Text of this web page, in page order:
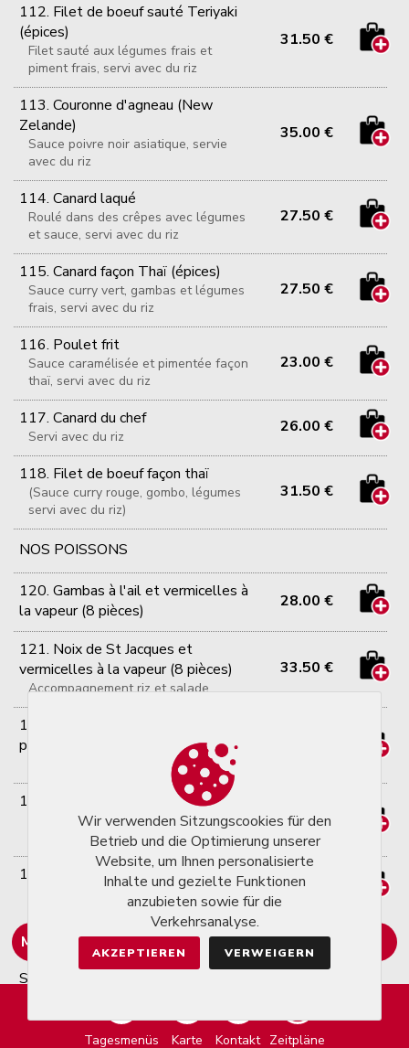
Tagesmenüs Karte Kontakt Zeitpläne
112. Filet de boeuf sauté Teriyaki
(épices)
Filet sauté aux légumes frais et
piment frais, servi avec du riz
31.50 €
113. Couronne d'agneau (New
Zelande)
Sauce poivre noir asiatique, servie
avec du riz
35.00 €
114. Canard laqué
Roulé dans des crêpes avec légumes
et sauce, servi avec du riz
27.50 €
115. Canard façon Thaï (épices)
Sauce curry vert, gambas et légumes
frais, servi avec du riz
27.50 €
116. Poulet frit
Sauce caramélisée et pimentée façon
thaï, servi avec du riz
23.00 €
117. Canard du chef
Servi avec du riz
26.00 €
118. Filet de boeuf façon thaï
(Sauce curry rouge, gombo, légumes
servi avec du riz)
31.50 €
NOS POISSONS
120. Gambas à l'ail et vermicelles à
la vapeur (8 pièces)
28.00 €
121. Noix de St Jacques et
vermicelles à la vapeur (8 pièces)
Accompagnement riz et salade
33.50 €
122. Gambas poivre et sel (8
pièces)
123. Scampis façon Thaï (épices)
Sauce curry rouge, gambas et
légumes frais, servis avec du riz
27.00 €
124. Scampis géants à l'ail
(Accompagnement: riz)
33.50 €
Menu du jour à 16.80€
Servi uniquement les midis du lundi au
MENU DU JOUR 1: 8 Maki saumon - 8
Wir verwenden Sitzungscookies für den
Betrieb und die Optimierung unserer
Website, um Ihnen personalisierte
Inhalte und gezielte Funktionen
anzubieten sowie für die
Verkehrsanalyse.
AKZEPTIEREN VERWEIGERN